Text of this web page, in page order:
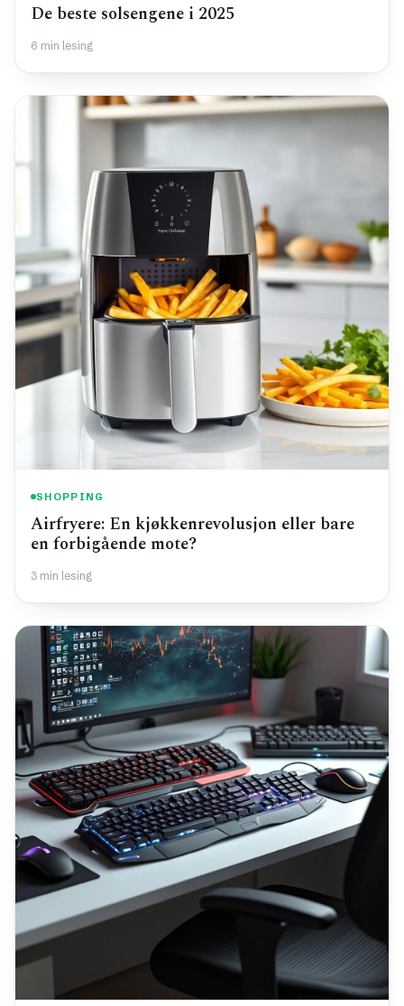
De beste solsengene i 2025
6 min lesing
SHOPPING
Airfryere: En kjøkkenrevolusjon eller bare
en forbigående mote?
3 min lesing